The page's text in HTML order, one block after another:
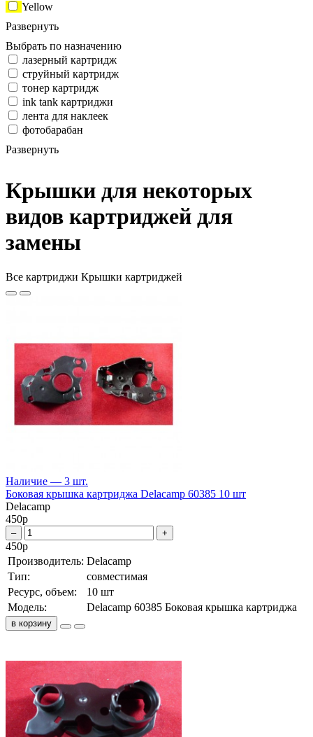
Yellow
Развернуть
Выбрать по назначению
лазерный картридж
струйный картридж
тонер картридж
ink tank картриджи
лента для наклеек
фотобарабан
Развернуть
Крышки для некоторых
видов картриджей для
замены
Все картриджи Крышки картриджей
Наличие — 3 шт.
Боковая крышка картриджа Delacamp 60385 10 шт
Delacamp
450р
– +
450р
Производитель: Delacamp
Тип:
совместимая
Ресурс, объем:
10 шт
Модель:
Delacamp 60385 Боковая крышка картриджа
в корзину